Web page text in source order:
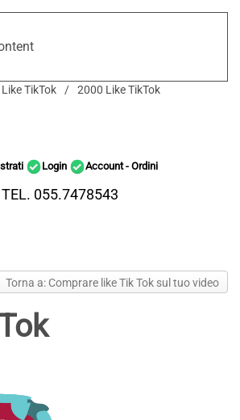
Like TikTok 2000 Like TikTok
Login Account - Ordini
TEL. 055.7478543
Torna a: Comprare like Tik Tok sul tuo video